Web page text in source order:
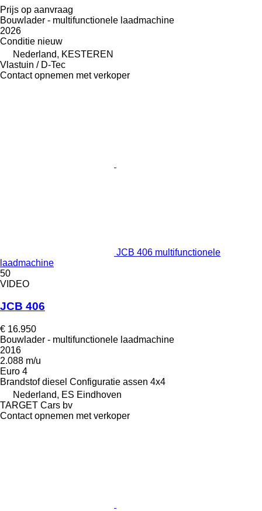
Prijs op aanvraag
Bouwlader - multifunctionele laadmachine
2026
Conditie nieuw
Nederland, KESTEREN
Vlastuin / D-Tec
Contact opnemen met verkoper
JCB 406 multifunctionele
laadmachine
50
VIDEO
JCB 406
€ 16.950
Bouwlader - multifunctionele laadmachine
2016
2.088 m/u
Euro 4
Brandstof diesel Configuratie assen 4x4
Nederland, ES Eindhoven
TARGET Cars bv
Contact opnemen met verkoper